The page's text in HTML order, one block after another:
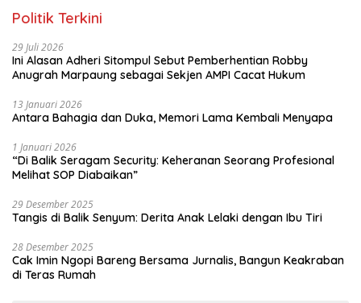
Politik Terkini
29 Juli 2026
Ini Alasan Adheri Sitompul Sebut Pemberhentian Robby
Anugrah Marpaung sebagai Sekjen AMPI Cacat Hukum
13 Januari 2026
Antara Bahagia dan Duka, Memori Lama Kembali Menyapa
1 Januari 2026
“Di Balik Seragam Security: Keheranan Seorang Profesional
Melihat SOP Diabaikan”
29 Desember 2025
Tangis di Balik Senyum: Derita Anak Lelaki dengan Ibu Tiri
28 Desember 2025
Cak Imin Ngopi Bareng Bersama Jurnalis, Bangun Keakraban
di Teras Rumah